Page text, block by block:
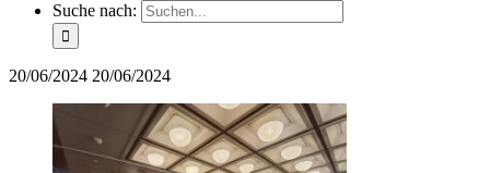
Suche nach:
20/06/2024 20/06/2024